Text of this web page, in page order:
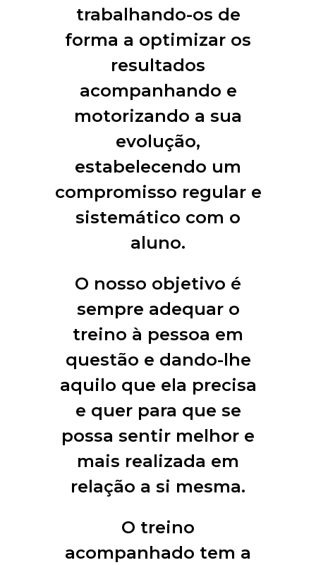
trabalhando-os de
forma a optimizar os
resultados
acompanhando e
motorizando a sua
evolução,
estabelecendo um
compromisso regular e
sistemático com o
aluno.
O nosso objetivo é
sempre adequar o
treino à pessoa em
questão e dando-lhe
aquilo que ela precisa
e quer para que se
possa sentir melhor e
mais realizada em
relação a si mesma.
O treino
acompanhado tem a